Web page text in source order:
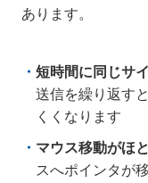
あります。
短時間に同じサ
送信を繰り返す
くくなります
マウス移動がほ
スへポインタが